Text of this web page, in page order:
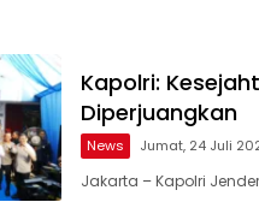
Kapolri:
Diperjuangkan
News Jumat, 24 Juli
Jakarta – Kapolri